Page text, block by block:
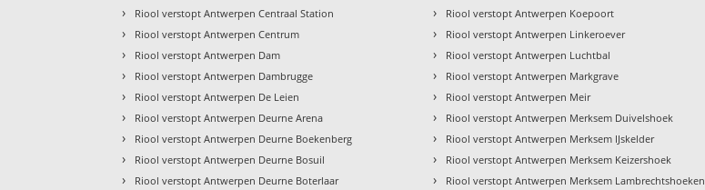
› Riool verstopt Antwerpen Centraal Station
› Riool verstopt Antwerpen Centrum
› Riool verstopt Antwerpen Dam
› Riool verstopt Antwerpen Dambrugge
› Riool verstopt Antwerpen De Leien
› Riool verstopt Antwerpen Deurne Arena
› Riool verstopt Antwerpen Deurne Boekenberg
› Riool verstopt Antwerpen Deurne Bosuil
› Riool verstopt Antwerpen Deurne Boterlaar
› Riool verstopt Antwerpen Koepoort
› Riool verstopt Antwerpen Linkeroever
› Riool verstopt Antwerpen Luchtbal
› Riool verstopt Antwerpen Markgrave
› Riool verstopt Antwerpen Meir
› Riool verstopt Antwerpen Merksem Duivelshoek
› Riool verstopt Antwerpen Merksem IJskelder
› Riool verstopt Antwerpen Merksem Keizershoek
› Riool verstopt Antwerpen Merksem Lambrechtshoeken